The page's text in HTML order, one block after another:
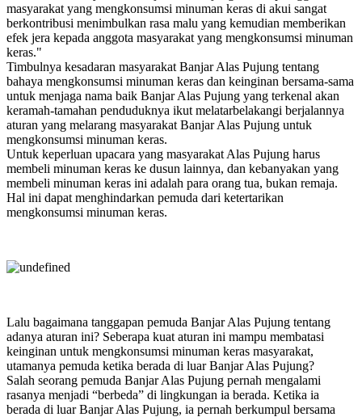
masyarakat yang mengkonsumsi minuman keras di akui sangat
berkontribusi menimbulkan rasa malu yang kemudian memberikan
efek jera kepada anggota masyarakat yang mengkonsumsi minuman
keras."
Timbulnya kesadaran masyarakat Banjar Alas Pujung tentang
bahaya mengkonsumsi minuman keras dan keinginan bersama-sama
untuk menjaga nama baik Banjar Alas Pujung yang terkenal akan
keramah-tamahan penduduknya ikut melatarbelakangi berjalannya
aturan yang melarang masyarakat Banjar Alas Pujung untuk
mengkonsumsi minuman keras.
Untuk keperluan upacara yang masyarakat Alas Pujung harus
membeli minuman keras ke dusun lainnya, dan kebanyakan yang
membeli minuman keras ini adalah para orang tua, bukan remaja.
Hal ini dapat menghindarkan pemuda dari ketertarikan
mengkonsumsi minuman keras.
Lalu bagaimana tanggapan pemuda Banjar Alas Pujung tentang
adanya aturan ini? Seberapa kuat aturan ini mampu membatasi
keinginan untuk mengkonsumsi minuman keras masyarakat,
utamanya pemuda ketika berada di luar Banjar Alas Pujung?
Salah seorang pemuda Banjar Alas Pujung pernah mengalami
rasanya menjadi “berbeda” di lingkungan ia berada. Ketika ia
berada di luar Banjar Alas Pujung, ia pernah berkumpul bersama